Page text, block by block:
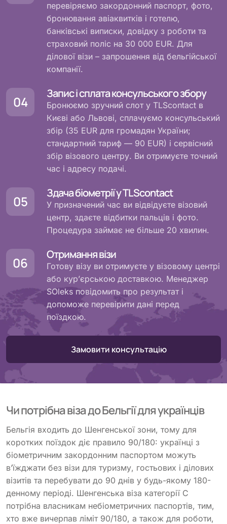
перевіряємо закордонний паспорт, фото,
бронювання авіаквитків і готелю,
банківські виписки, довідку з роботи та
страховий поліс на 30 000 EUR. Для
ділової візи – запрошення від бельгійської
компанії.
Запис і сплата консульського збору
Бронюємо зручний слот у TLScontact в
Києві або Львові, сплачуємо консульський
збір (35 EUR для громадян України;
стандартний тариф — 90 EUR) і сервісний
збір візового центру. Ви отримуєте точний
час і адресу подачі.
Здача біометрії у TLScontact
У призначений час ви відвідуєте візовий
центр, здаєте відбитки пальців і фото.
Процедура займає не більше 20 хвилин.
Отримання візи
Готову візу ви отримуєте у візовому центрі
або кур’єрською доставкою. Менеджер
SOleks повідомить про результат і
допоможе перевірити дані перед
поїздкою.
Замовити консультацію
Чи потрібна віза до Бельгії для українців
Бельгія входить до Шенгенської зони, тому для
коротких поїздок діє правило 90/180: українці з
біометричним закордонним паспортом можуть
в’їжджати без візи для туризму, гостьових і ділових
візитів та перебувати до 90 днів у будь-якому 180-
денному періоді. Шенгенська віза категорії C
потрібна власникам небіометричних паспортів, тим,
хто вже вичерпав ліміт 90/180, а також для роботи,